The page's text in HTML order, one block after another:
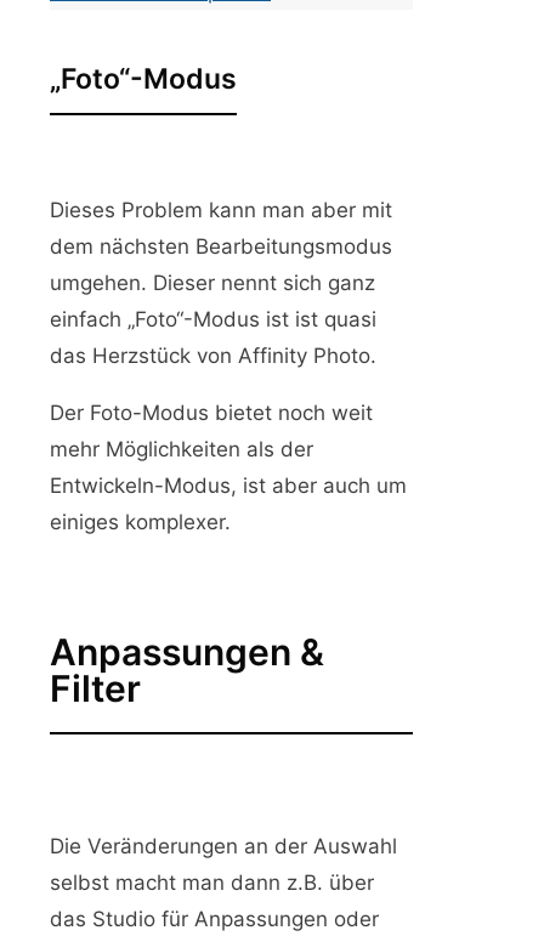
„Foto“-Modus
Dieses Problem kann man aber mit
dem nächsten Bearbeitungsmodus
umgehen. Dieser nennt sich ganz
einfach „Foto“-Modus ist ist quasi
das Herzstück von Affinity Photo.
Der Foto-Modus bietet noch weit
mehr Möglichkeiten als der
Entwickeln-Modus, ist aber auch um
einiges komplexer.
Anpassungen &
Filter
Die Veränderungen an der Auswahl
selbst macht man dann z.B. über
das Studio für Anpassungen oder